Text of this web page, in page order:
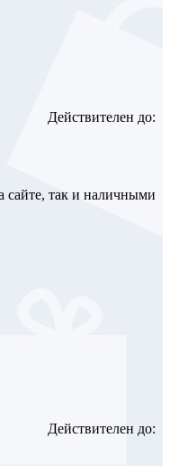
Действителен до:
сайте, так и наличными
Действителен до: